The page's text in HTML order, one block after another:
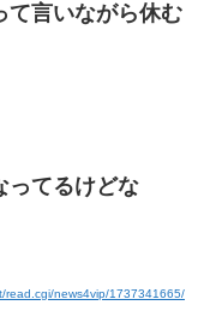
て言いながら休む
ってるけどな
read.cgi/news4vip/1737341665/